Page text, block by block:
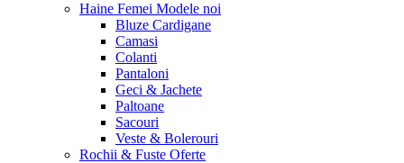
Haine Femei Modele noi
Bluze Cardigane
Camasi
Colanti
Pantaloni
Geci & Jachete
Paltoane
Sacouri
Veste & Bolerouri
Rochii & Fuste Oferte